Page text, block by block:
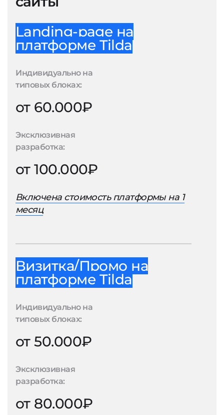
Landing-page на
платформе Tilda
Индивидуально на
типовых блоках:
от 60.000₽
Эксклюзивная
разработка:
от 100.000₽
Включена стоимость платформы на 1
месяц
Визитка/Промо на
платформе Tilda
Индивидуально на
типовых блоках:
от 50.000₽
Эксклюзивная
разработка:
от 80.000₽